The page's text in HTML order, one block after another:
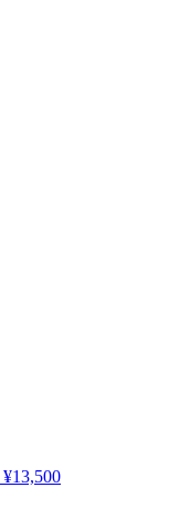
¥13,500